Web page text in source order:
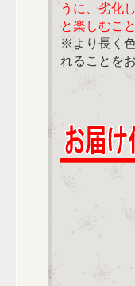
うに、劣化
と楽しむこ
※より長く
れることを